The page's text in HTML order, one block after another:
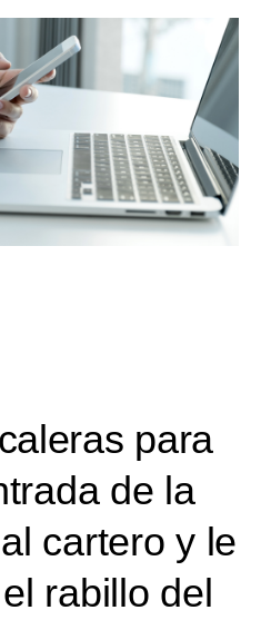
para
de la
cartero y le
rabillo del